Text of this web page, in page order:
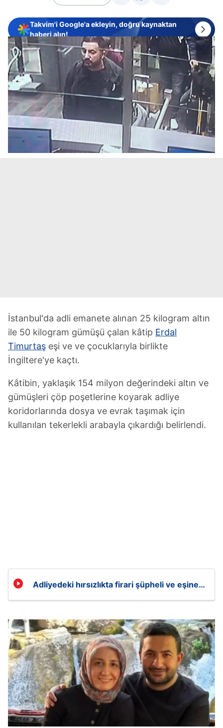
Takvim'i Google'a ekleyin, doğru kaynaktan
haberi alın!
İstanbul'da adli emanete alınan 25 kilogram altın
ile 50 kilogram gümüşü çalan kâtip Erdal
Timurtaş eşi ve ve çocuklarıyla birlikte
İngiltere'ye kaçtı.
Kâtibin, yaklaşık 154 milyon değerindeki altın ve
gümüşleri çöp poşetlerine koyarak adliye
koridorlarında dosya ve evrak taşımak için
kullanılan tekerlekli arabayla çıkardığı belirlendi.
Adliyedeki hırsızlıkta firari şüpheli ve eşine